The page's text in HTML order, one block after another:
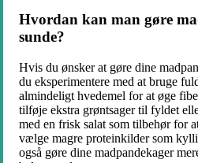
Hvordan kan man gøre
sunde?
Hvis du ønsker at gøre dine
du eksperimentere med at bruge
almindeligt hvedemel for at øge
tilføje ekstra grøntsager til fyldet
med en frisk salat som tilbehør for
vælge magre proteinkilder som
også gøre dine madpandekager